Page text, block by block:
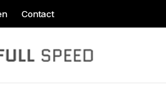
Contact